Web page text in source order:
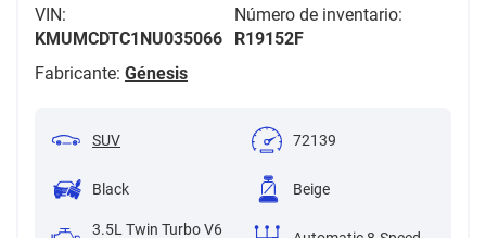
VIN:
KMUMCDTC1NU035066
Número de inventario:
R19152F
Fabricante: Génesis
SUV 72139
Black Beige
3.5L Twin Turbo V6